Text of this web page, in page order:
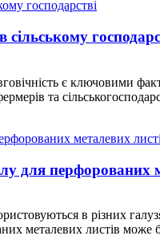
є ключовими
та
для перфорованих
в різних
металевих листів може